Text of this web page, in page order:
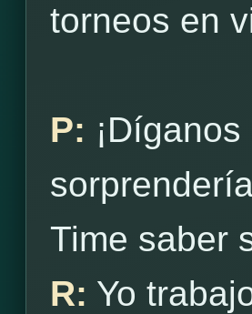
torneos en
P:
Time saber
R: Yo